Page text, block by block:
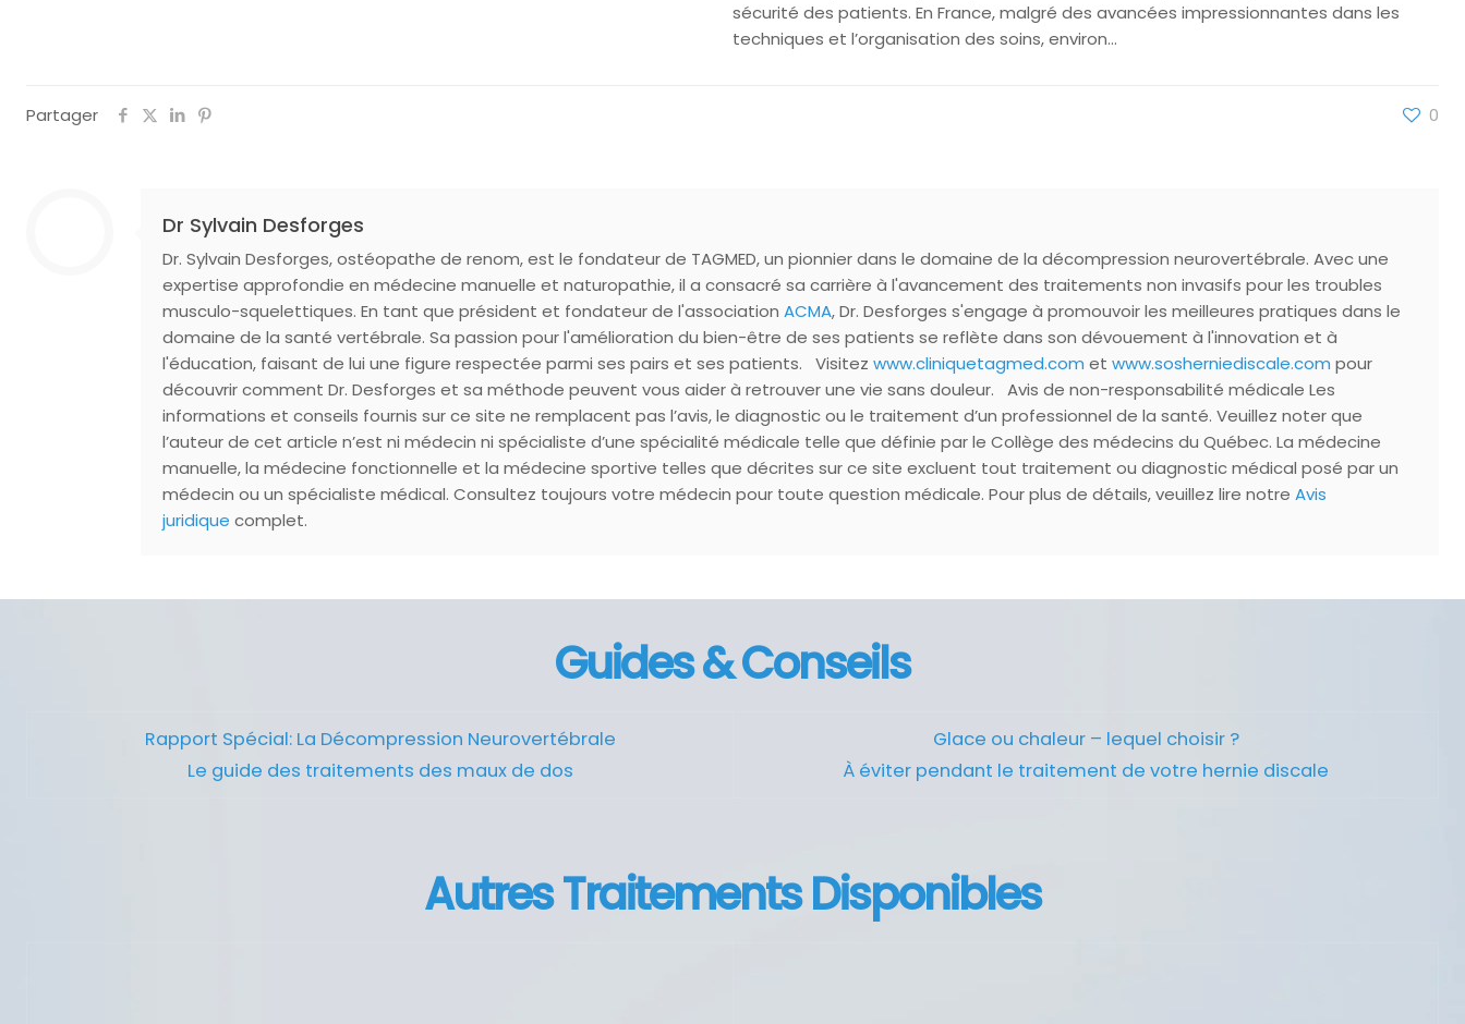
sécurité des patients. En France, malgré des avancées impressionnantes dans les
techniques et l’organisation des soins, environ…
Partager 0
Dr Sylvain Desforges
Dr. Sylvain Desforges, ostéopathe de renom, est le fondateur de TAGMED, un pionnier dans le domaine de la décompression neurovertébrale. Avec une
expertise approfondie en médecine manuelle et naturopathie, il a consacré sa carrière à l'avancement des traitements non invasifs pour les troubles
musculo-squelettiques. En tant que président et fondateur de l'association ACMA, Dr. Desforges s'engage à promouvoir les meilleures pratiques dans le
domaine de la santé vertébrale. Sa passion pour l'amélioration du bien-être de ses patients se reflète dans son dévouement à l'innovation et à
l'éducation, faisant de lui une figure respectée parmi ses pairs et ses patients. Visitez www.cliniquetagmed.com et www.sosherniediscale.com pour
découvrir comment Dr. Desforges et sa méthode peuvent vous aider à retrouver une vie sans douleur. Avis de non-responsabilité médicale Les
informations et conseils fournis sur ce site ne remplacent pas l’avis, le diagnostic ou le traitement d’un professionnel de la santé. Veuillez noter que
l’auteur de cet article n’est ni médecin ni spécialiste d’une spécialité médicale telle que définie par le Collège des médecins du Québec. La médecine
manuelle, la médecine fonctionnelle et la médecine sportive telles que décrites sur ce site excluent tout traitement ou diagnostic médical posé par un
médecin ou un spécialiste médical. Consultez toujours votre médecin pour toute question médicale. Pour plus de détails, veuillez lire notre Avis
juridique complet.
Guides & Conseils
Rapport Spécial: La Décompression Neurovertébrale
Le guide des traitements des maux de dos
Glace ou chaleur – lequel choisir ?
À éviter pendant le traitement de votre hernie discale
Autres Traitements Disponibles